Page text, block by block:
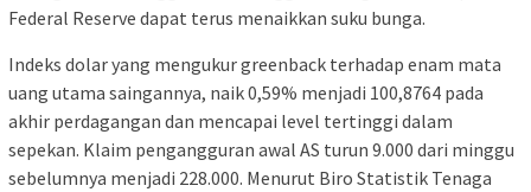
Federal Reserve dapat terus menaikkan suku bunga.
Indeks dolar yang mengukur greenback terhadap enam mata
uang utama saingannya, naik 0,59% menjadi 100,8764 pada
akhir perdagangan dan mencapai level tertinggi dalam
sepekan. Klaim pengangguran awal AS turun 9.000 dari minggu
sebelumnya menjadi 228.000. Menurut Biro Statistik Tenaga